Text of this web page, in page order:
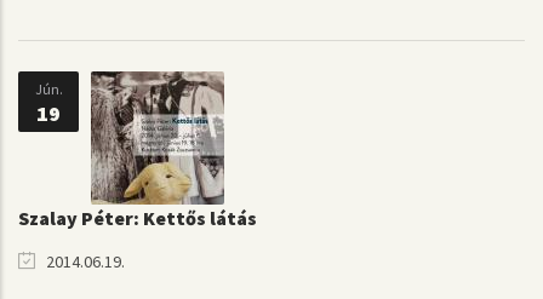
Jún.
19
Szalay Péter: Kettős látás
2014.06.19.